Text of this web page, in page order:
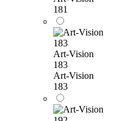
181
Art-Vision
183
Art-Vision
183